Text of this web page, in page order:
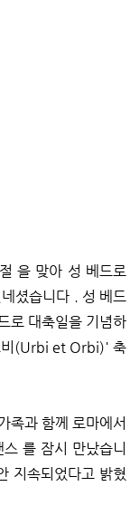
을 맞아 성 베드로
셨습니다 . 성 베드
로 대축일을 기념하
비(Urbi et Orbi)' 축
족과 함께 로마에서
를 잠시 만났습니
지속되었다고 밝혔